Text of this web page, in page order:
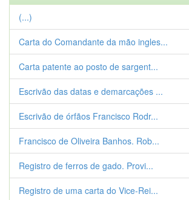
(...)
Carta do Comandante da mão ingles...
Carta patente ao posto de sargent...
Escrivão das datas e demarcações ...
Escrivão de órfãos Francisco Rodr...
Francisco de Oliveira Banhos. Rob...
Registro de ferros de gado. Provi...
Registro de uma carta do Vice-Rei...